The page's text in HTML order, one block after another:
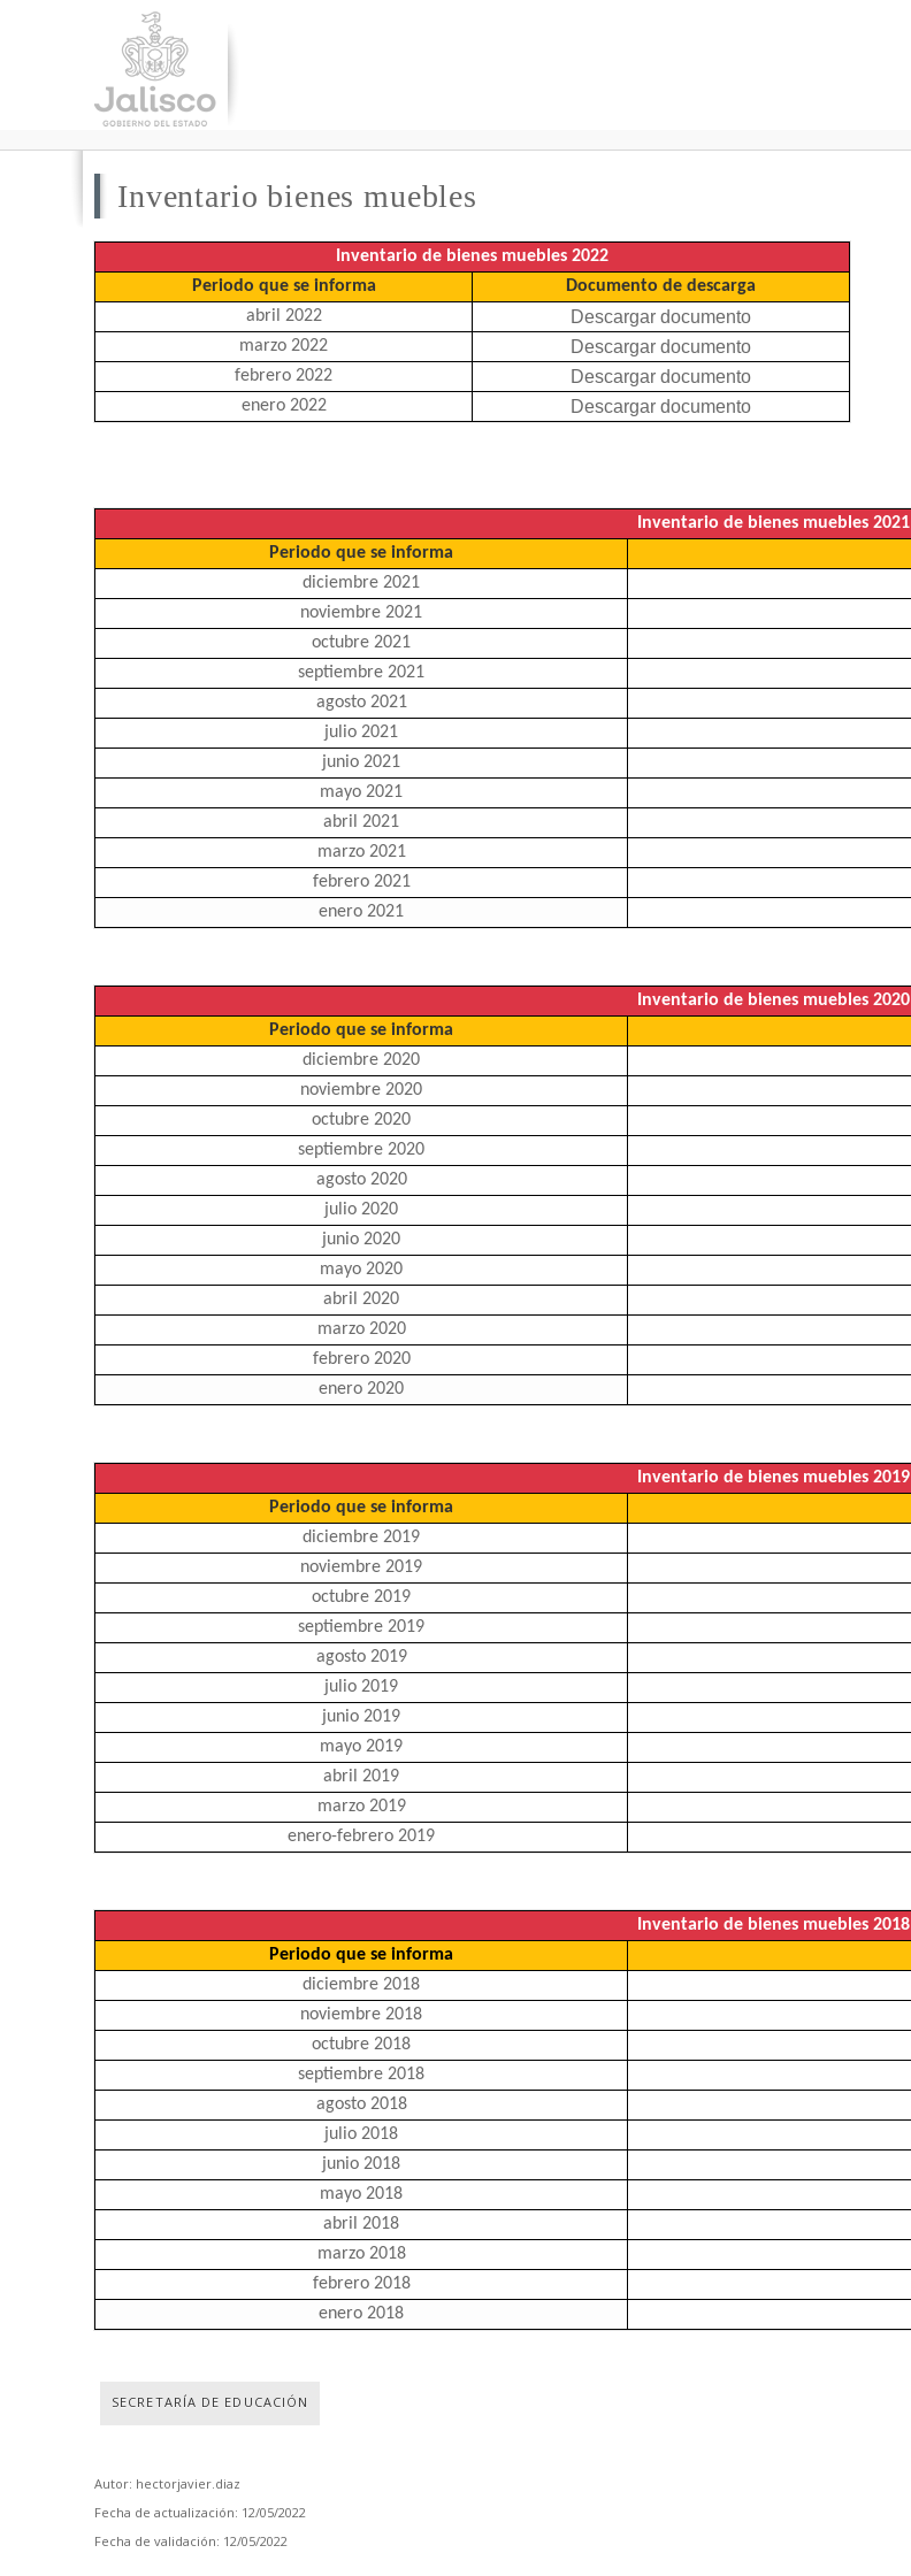
Inventario bienes muebles
Inventario de bienes muebles 2022
Periodo que se informa
Documento de descarga
abril 2022 Descargar documento
marzo 2022 Descargar documento
febrero 2022 Descargar documento
enero 2022 Descargar documento
Inventario de bienes muebles 2021
Periodo que se informa
diciembre 2021
noviembre 2021
octubre 2021
septiembre 2021
agosto 2021
julio 2021
junio 2021
mayo 2021
abril 2021
marzo 2021
febrero 2021
enero 2021
Inventario de bienes muebles 2020
Periodo que se informa
diciembre 2020
noviembre 2020
octubre 2020
septiembre 2020
agosto 2020
julio 2020
junio 2020
mayo 2020
abril 2020
marzo 2020
febrero 2020
enero 2020
Inventario de bienes muebles 2019
Periodo que se informa
diciembre 2019
noviembre 2019
octubre 2019
septiembre 2019
agosto 2019
julio 2019
junio 2019
mayo 2019
abril 2019
marzo 2019
enero-febrero 2019
Inventario de bienes muebles 2018
Periodo que se informa
diciembre 2018
noviembre 2018
octubre 2018
septiembre 2018
agosto 2018
julio 2018
junio 2018
mayo 2018
abril 2018
marzo 2018
febrero 2018
enero 2018
SECRETARÍA DE EDUCACIÓN
Autor: hectorjavier.diaz
Fecha de actualización: 12/05/2022
Fecha de validación: 12/05/2022